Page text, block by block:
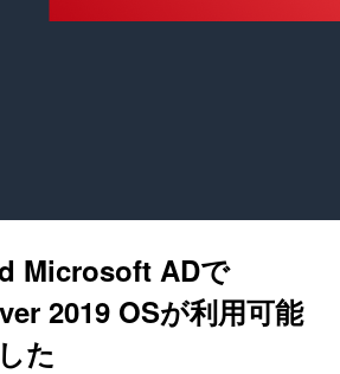
Microsoft ADで
2019 OSが利用可能
た